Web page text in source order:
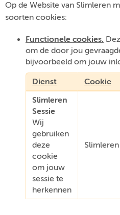
Op de Website van Slimleren
soorten cookies:
Functionele cookies.
om de door jou
bijvoorbeeld om jouw
Dienst Cookie
Slimleren
Sessie
Wij
gebruiken
deze
cookie
om jouw
sessie te
herkennen
Slimleren